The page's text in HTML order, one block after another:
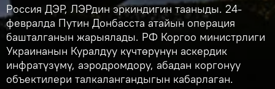
Россия ДЭР, ЛЭРдин эркиндигин тааныды. 24-
февралда Путин Донбасста атайын операция
башталганын жарыялады. РФ Коргоо министрлиги
Украинанын Куралдуу күчтөрүнүн аскердик
инфратүзүмү, аэродромдору, абадан коргонуу
объектилери талкалангандыгын кабарлаган.